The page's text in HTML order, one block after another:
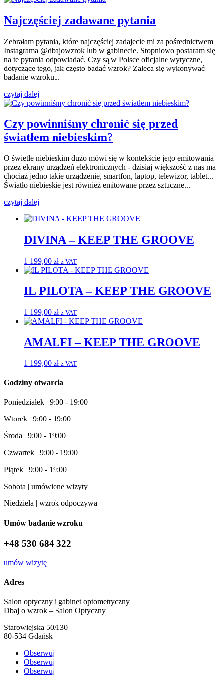
Najczęściej zadawane pytania
Zebrałam pytania, które najczęściej zadajecie mi za pośrednictwem
Instagrama @dbajowzrok lub w gabinecie. Stopniowo postaram się
na te pytania odpowiadać. Czy są w Polsce oficjalne wytyczne,
dotyczące tego, jak często badać wzrok? Zaleca się wykonywać
badanie wzroku...
czytaj dalej
Czy powinniśmy chronić się przed
światłem niebieskim?
O świetle niebieskim dużo mówi się w kontekście jego emitowania
przez ekrany urządzeń elektronicznych - dzisiaj większość z nas ma
chociaż jedno takie urządzenie, smartfon, laptop, telewizor, tablet...
Światło niebieskie jest również emitowane przez sztuczne...
czytaj dalej
DIVINA – KEEP THE GROOVE
1 199,00 zł z VAT
IL PILOTA – KEEP THE GROOVE
1 199,00 zł z VAT
AMALFI – KEEP THE GROOVE
1 199,00 zł z VAT
Godziny otwarcia
Poniedziałek | 9:00 - 19:00
Wtorek | 9:00 - 19:00
Środa | 9:00 - 19:00
Czwartek | 9:00 - 19:00
Piątek | 9:00 - 19:00
Sobota | umówione wizyty
Niedziela | wzrok odpoczywa
Umów badanie wzroku
+48 530 684 322
umów wizytę
Adres
Salon optyczny i gabinet optometryczny
Dbaj o wzrok – Salon Optyczny
Starowiejska 50/130
80-534 Gdańsk
Obserwuj
Obserwuj
Obserwuj